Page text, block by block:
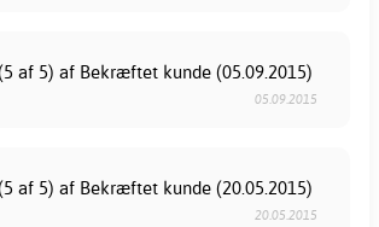
af 5) af Bekræftet kunde (05.09.2015)
05.09.2015
af 5) af Bekræftet kunde (20.05.2015)
20.05.2015